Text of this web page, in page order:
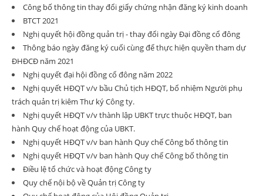
Công bố thông tin thay đổi giấy chứng nhận đăng ký kinh doanh
BTCT 2021
Nghị quyết hội đồng quản trị - thay đổi ngày Đại đồng cổ đông
Thông báo ngày đăng ký cuối cùng để thực hiện quyền tham dự
ĐHĐCĐ năm 2021
Nghị quyết đại hội đồng cổ đông năm 2022
Nghị quyết HĐQT v/v bầu Chủ tịch HĐQT, bổ nhiệm Người phụ
trách quản trị kiêm Thư ký Công ty.
Nghị quyết HĐQT v/v thành lập UBKT trực thuộc HĐQT, ban
hành Quy chế hoạt động của UBKT.
Nghị quyết HĐQT v/v ban hành Quy chế Công bố thông tin
Nghị quyết HĐQT v/v ban hành Quy chế Công bố thông tin
Điều lệ tổ chức và hoạt động Công ty
Quy chế nội bộ về Quản trị Công ty